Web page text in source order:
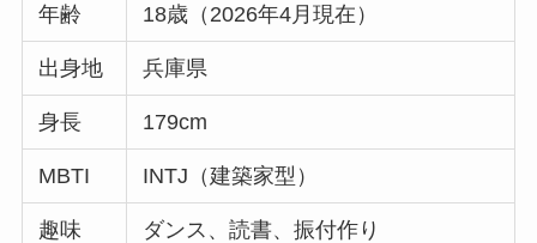
年齢 18歳（2026年4月現在）
出身地 兵庫県
身長 179cm
MBTI INTJ（建築家型）
趣味 ダンス、読書、振付作り